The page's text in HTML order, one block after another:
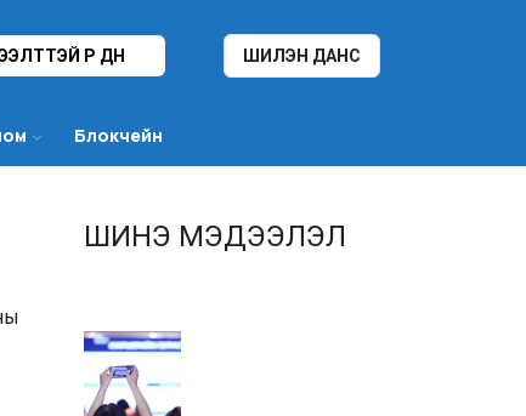
ҮР ДҮН ШИЛЭН ДАНС
Блокчейн
ШИНЭ МЭДЭЭЛЭЛ